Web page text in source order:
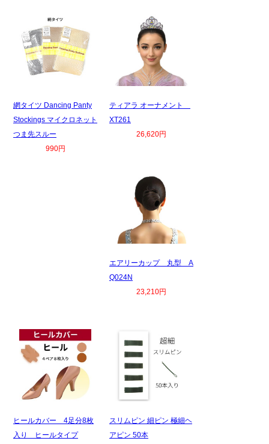
網タイツ Dancing Panty
Stockings マイクロネット
つま先スルー
990円
ティアラ オーナメント
XT261
26,620円
エアリーカップ 丸型 A
Q024N
23,210円
ヒールカバー 4足分8枚
入り ヒールタイプ
スリムピン 細ピン 極細ヘ
アピン 50本